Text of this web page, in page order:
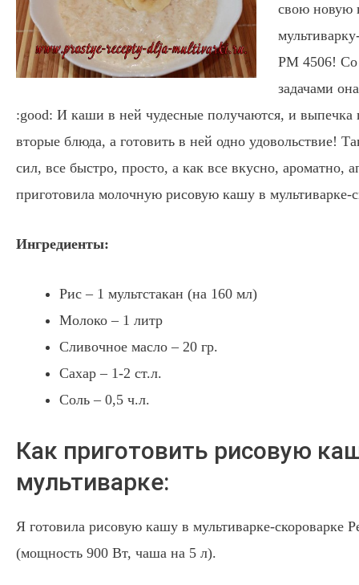
свою новую
РМ 4506! Со
задачами
:good: И каши в ней чудесные получаются, и выпечка
вторые блюда, а готовить в ней одно удовольствие!
сил, все быстро, просто, а как все вкусно, ароматно,
приготовила молочную рисовую кашу в мультиварке-
Ингредиенты:
Рис – 1 мультстакан (на 160 мл)
Молоко – 1 литр
Сливочное масло – 20 гр.
Сахар – 1-2 ст.л.
Соль – 0,5 ч.л.
Как приготовить рисовую
мультиварке:
Я готовила рисовую кашу в мультиварке-скороварке
(мощность 900 Вт, чаша на 5 л).